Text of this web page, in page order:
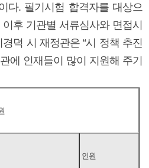
다. 필기시험 합격자를 대상으
후 기관별 서류심사와 면접시
덕 시 재정관은 “시 정책 추진
에 인재들이 많이 지원해 주기
인원